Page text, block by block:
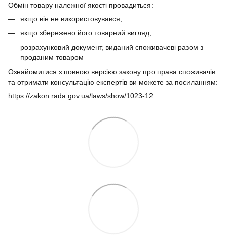
Обмін товару належної якості провадиться:
якщо він не використовувався;
якщо збережено його товарний вигляд;
розрахунковий документ, виданий споживачеві разом з
проданим товаром
Ознайомитися з повною версією закону про права споживачів
та отримати консультацію експертів ви можете за посиланням:
https://zakon.rada.gov.ua/laws/show/1023-12